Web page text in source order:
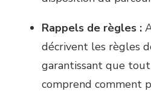
Rappels de règles :
décrivent les règles
garantissant que
comprend comment